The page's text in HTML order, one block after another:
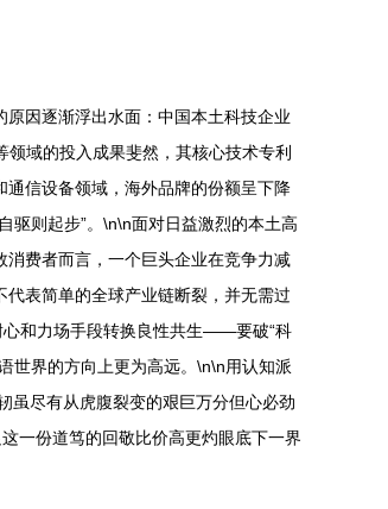
因逐渐浮出水面：中国本土科技企业
域的投入成果斐然，其核心技术专利
信设备领域，海外品牌的份额呈下降
驱则起步”。\n\n面对日益激烈的本土高
费者而言，一个巨头企业在竞争力减
表简单的全球产业链断裂，并无需过
心和力场手段转换良性共生——要破“科
世界的方向上更为高远。\n\n用认知派
虽尽有从虎腹裂变的艰巨万分但心必劲
一份道笃的回敬比价高更灼眼底下一界